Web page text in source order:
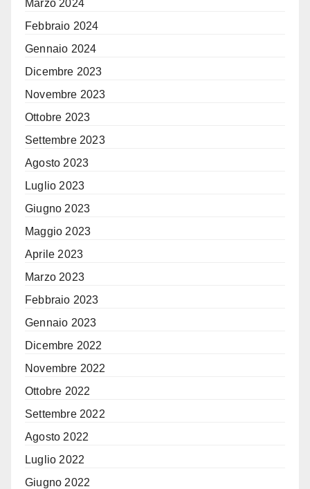
Marzo 2024
Febbraio 2024
Gennaio 2024
Dicembre 2023
Novembre 2023
Ottobre 2023
Settembre 2023
Agosto 2023
Luglio 2023
Giugno 2023
Maggio 2023
Aprile 2023
Marzo 2023
Febbraio 2023
Gennaio 2023
Dicembre 2022
Novembre 2022
Ottobre 2022
Settembre 2022
Agosto 2022
Luglio 2022
Giugno 2022